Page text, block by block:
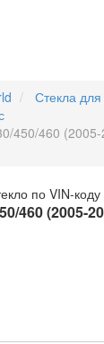
Стекла
450/460
по VIN-коду
460 (2005-